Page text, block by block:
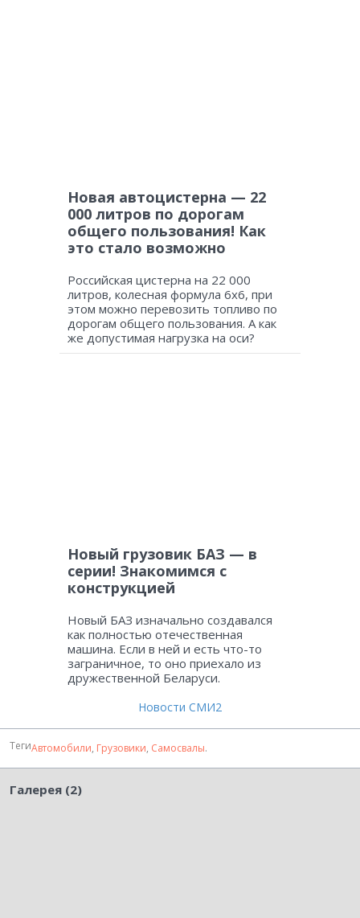
Новая автоцистерна — 22
000 литров по дорогам
общего пользования! Как
это стало возможно
Российская цистерна на 22 000
литров, колесная формула 6х6, при
этом можно перевозить топливо по
дорогам общего пользования. А как
же допустимая нагрузка на оси?
Новый грузовик БАЗ — в
серии! Знакомимся с
конструкцией
Новый БАЗ изначально создавался
как полностью отечественная
машина. Если в ней и есть что-то
заграничное, то оно приехало из
дружественной Беларуси.
Новости СМИ2
ТегиАвтомобили, Грузовики, Самосвалы.
Галерея (2)